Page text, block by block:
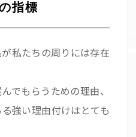
指標
私たちの周りには存在
でもらうための理由、
強い理由付けはとても